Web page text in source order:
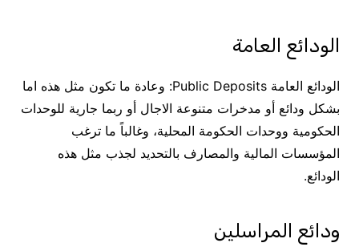
الودائع العامة
الودائع العامة Public Deposits: وعادة ما تكون مثل هذه اما
بشكل ودائع أو مدخرات متنوعة الاجال أو ربما جارية للوحدات
الحكومية ووحدات الحكومة المحلية، وغالباً ما ترغب
المؤسسات المالية والمصارف بالتحديد لجذب مثل هذه
الودائع.
ودائع المراسلين